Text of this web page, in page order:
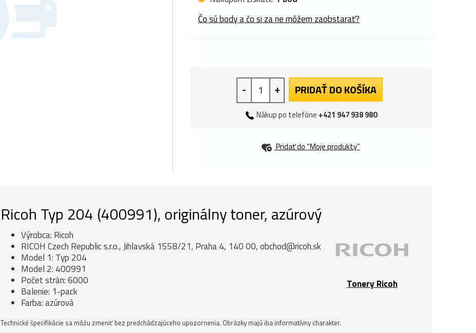
Čo sú body a čo si za ne môžem zaobstarať?
- + PRIDAŤ DO KOŠÍKA
Nákup po telefóne +421 947 938 980
Pridať do “Moje produkty”
Ricoh Typ 204 (400991), originálny toner, azúrový
Tonery Ricoh
Výrobca: Ricoh
RICOH Czech Republic s.r.o., Jihlavská 1558/21, Praha 4, 140 00, obchod@ricoh.sk
Model 1: Typ 204
Model 2: 400991
Počet strán: 6000
Balenie: 1-pack
Farba: azúrová
Technické špecifikácie sa môžu zmeniť bez predchádzajúceho upozornenia. Obrázky majú iba informatívny charakter.